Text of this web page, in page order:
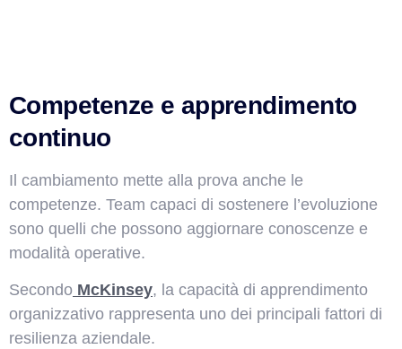
Competenze e apprendimento
continuo
Il cambiamento mette alla prova anche le
competenze. Team capaci di sostenere l’evoluzione
sono quelli che possono aggiornare conoscenze e
modalità operative.
Secondo McKinsey, la capacità di apprendimento
organizzativo rappresenta uno dei principali fattori di
resilienza aziendale.